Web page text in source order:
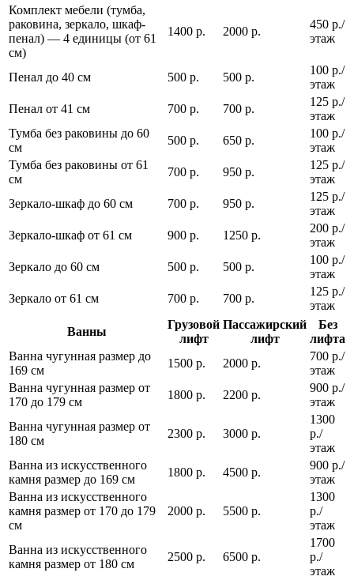
Комплект мебели (тумба,
раковина, зеркало, шкаф-
пенал) — 4 единицы (от 61
см)
1400 р. 2000 р.
450 р./
этаж
Пенал до 40 см 500 р. 500 р.
100 р./
этаж
Пенал от 41 см
700 р. 700 р.
125 р./
этаж
Тумба без раковины до 60
см
500 р. 650 р.
100 р./
этаж
Тумба без раковины от 61
см
700 р. 950 р.
125 р./
этаж
Зеркало-шкаф до 60 см
700 р. 950 р.
125 р./
этаж
Зеркало-шкаф от 61 см
900 р. 1250 р.
200 р./
этаж
Зеркало до 60 см
500 р. 500 р.
100 р./
этаж
Зеркало от 61 см
700 р. 700 р.
125 р./
этаж
Ванны
Грузовой
лифт
Пассажирский
лифт
Без
лифта
Ванна чугунная размер до
169 см
1500 р. 2000 р.
700 р./
этаж
Ванна чугунная размер от
170 до 179 см
1800 р. 2200 р.
900 р./
этаж
Ванна чугунная размер от
180 см
2300 р. 3000 р.
1300
р./
этаж
Ванна из искусственного
камня размер до 169 см
1800 р. 4500 р.
900 р./
этаж
Ванна из искусственного
камня размер от 170 до 179
см
2000 р. 5500 р.
1300
р./
этаж
Ванна из искусственного
камня размер от 180 см
2500 р. 6500 р.
1700
р./
этаж